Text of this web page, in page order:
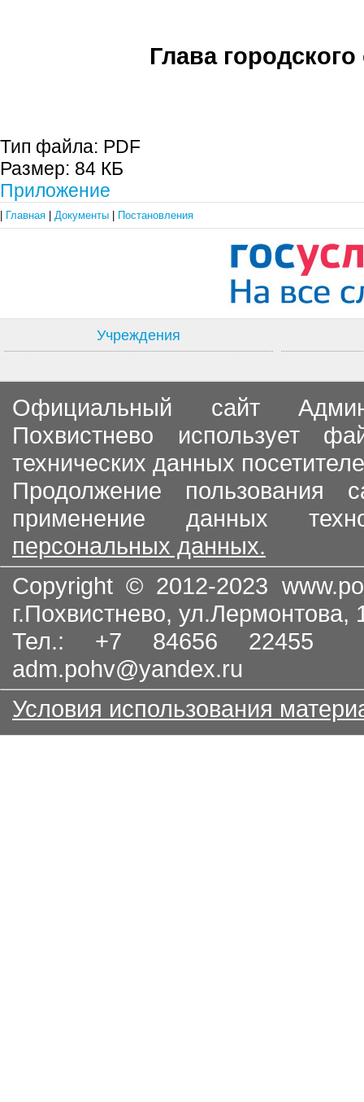
Глава городского
Тип файла: PDF
Размер: 84 КБ
Приложение
Главная Документы Постановления
Учреждения
Официальный сайт
Похвистнево использует
технических данных
Продолжение пользования
применение данных
персональных данных.
Copyright © 2012-2023
г.Похвистнево, ул.Лермонтова,
Тел.: +7 84656
adm.pohv@yandex.ru
Условия использования